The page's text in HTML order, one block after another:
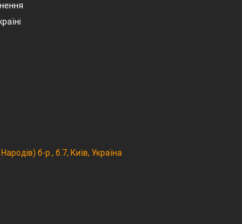
б-р., б.7, Київ, Україна